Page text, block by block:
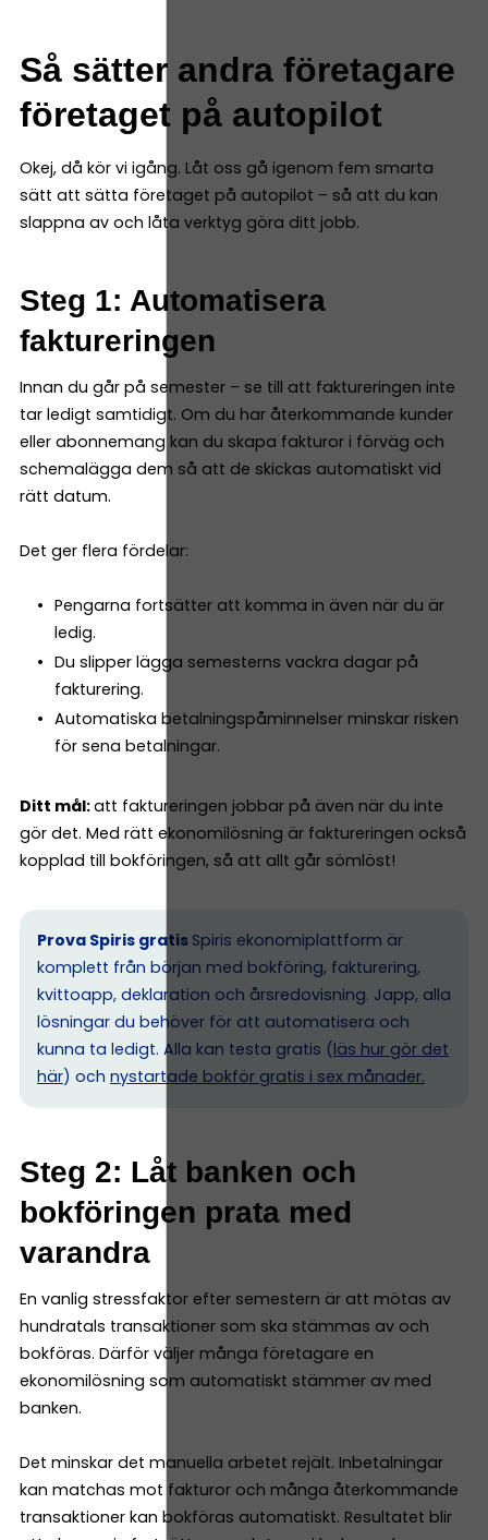
Så sätter andra företagare
företaget på autopilot
Okej, då kör vi igång. Låt oss gå igenom fem smarta
sätt att sätta företaget på autopilot – så att du kan
slappna av och låta verktyg göra ditt jobb.
Steg 1: Automatisera
faktureringen
Innan du går på semester – se till att faktureringen inte
tar ledigt samtidigt. Om du har återkommande kunder
eller abonnemang kan du skapa fakturor i förväg och
schemalägga dem så att de skickas automatiskt vid
rätt datum.
Det ger flera fördelar:
Pengarna fortsätter att komma in även när du är
ledig.
Du slipper lägga semesterns vackra dagar på
fakturering.
Automatiska betalningspåminnelser minskar risken
för sena betalningar.
Ditt mål:att faktureringen jobbar på även när du inte
gör det. Med rätt ekonomilösning är faktureringen också
kopplad till bokföringen, så att allt går sömlöst!
Prova Spiris gratis Spiris ekonomiplattform är
komplett från början med bokföring, fakturering,
kvittoapp, deklaration och årsredovisning. Japp, alla
lösningar du behöver för att automatisera och
kunna ta ledigt. Alla kan testa gratis (läs hur gör det
här) och nystartade bokför gratis i sex månader.
Steg 2: Låt banken och
bokföringen prata med
varandra
En vanlig stressfaktor efter semestern är att mötas av
hundratals transaktioner som ska stämmas av och
bokföras. Därför väljer många företagare en
ekonomilösning som automatiskt stämmer av med
banken.
Det minskar det manuella arbetet rejält. Inbetalningar
kan matchas mot fakturor och många återkommande
transaktioner kan bokföras automatiskt. Resultatet blir